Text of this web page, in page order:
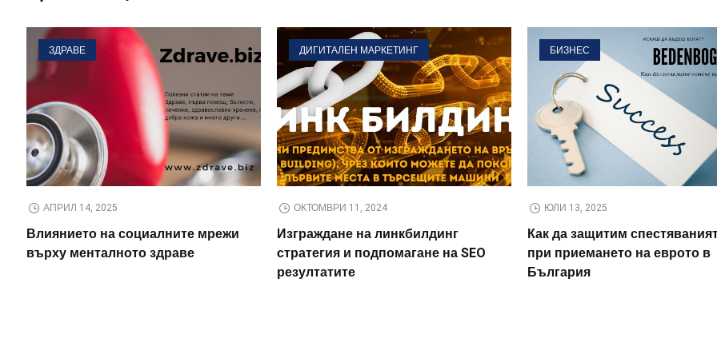
ЗДРАВЕ
АПРИЛ 14, 2025
Влиянието на социалните мрежи
върху менталното здраве
ДИГИТАЛЕН МАРКЕТИНГ
ОКТОМВРИ 11, 2024
Изграждане на линкбилдинг
стратегия и подпомагане на SEO
резултатите
БИЗНЕС
ЮЛИ 13, 2025
Как да защитим
при приемането на еврото в
България